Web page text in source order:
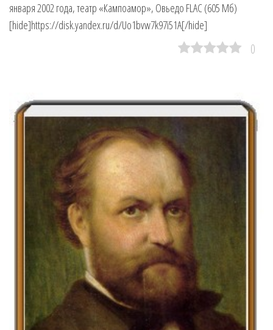
января 2002 года, театр «Кампоамор», Овьедо FLAC (605 Мб)
[hide]https://disk.yandex.ru/d/Uo1bvw7k97i51A[/hide]
0